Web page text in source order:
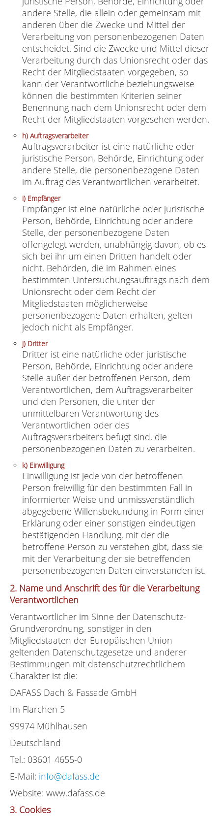
andere Stelle, die allein oder gemeinsam mit
anderen über die Zwecke und Mittel der
Verarbeitung von personenbezogenen Daten
entscheidet. Sind die Zwecke und Mittel dieser
Verarbeitung durch das Unionsrecht oder das
Recht der Mitgliedstaaten vorgegeben, so
kann der Verantwortliche beziehungsweise
können die bestimmten Kriterien seiner
Benennung nach dem Unionsrecht oder dem
Recht der Mitgliedstaaten vorgesehen werden.
h) Auftragsverarbeiter
Auftragsverarbeiter ist eine natürliche oder
juristische Person, Behörde, Einrichtung oder
andere Stelle, die personenbezogene Daten
im Auftrag des Verantwortlichen verarbeitet.
i) Empfänger
Empfänger ist eine natürliche oder juristische
Person, Behörde, Einrichtung oder andere
Stelle, der personenbezogene Daten
offengelegt werden, unabhängig davon, ob es
sich bei ihr um einen Dritten handelt oder
nicht. Behörden, die im Rahmen eines
bestimmten Untersuchungsauftrags nach dem
Unionsrecht oder dem Recht der
Mitgliedstaaten möglicherweise
personenbezogene Daten erhalten, gelten
jedoch nicht als Empfänger.
j) Dritter
Dritter ist eine natürliche oder juristische
Person, Behörde, Einrichtung oder andere
Stelle außer der betroffenen Person, dem
Verantwortlichen, dem Auftragsverarbeiter
und den Personen, die unter der
unmittelbaren Verantwortung des
Verantwortlichen oder des
Auftragsverarbeiters befugt sind, die
personenbezogenen Daten zu verarbeiten.
k) Einwilligung
Einwilligung ist jede von der betroffenen
Person freiwillig für den bestimmten Fall in
informierter Weise und unmissverständlich
abgegebene Willensbekundung in Form einer
Erklärung oder einer sonstigen eindeutigen
bestätigenden Handlung, mit der die
betroffene Person zu verstehen gibt, dass sie
mit der Verarbeitung der sie betreffenden
personenbezogenen Daten einverstanden ist.
2. Name und Anschrift des für die Verarbeitung
Verantwortlichen
Verantwortlicher im Sinne der Datenschutz-
Grundverordnung, sonstiger in den
Mitgliedstaaten der Europäischen Union
geltenden Datenschutzgesetze und anderer
Bestimmungen mit datenschutzrechtlichem
Charakter ist die:
DAFASS Dach & Fassade GmbH
Im Flarchen 5
99974 Mühlhausen
Deutschland
Tel.: 03601 4655-0
E-Mail: info@dafass.de
Website: www.dafass.de
3. Cookies